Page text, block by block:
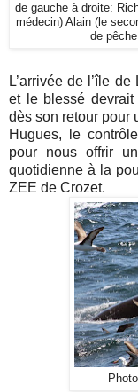
de gauche à droite:
médecin) Alain (le
de
L’arrivée de l’île
et le blessé
dès son retour pour
Hugues, le
pour nous offrir
quotidienne à la
ZEE de Crozet.